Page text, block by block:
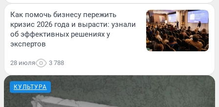
Как помочь бизнесу пережить
кризис 2026 года и вырасти: узнали
об эффективных решениях у
экспертов
28 июля 3 788
КУЛЬТУРА